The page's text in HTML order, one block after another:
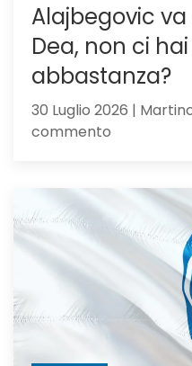
Alajbegovic
Dea, non ci
abbastanza?
30 Luglio 2026 |
commento
alla
Juventus:
Dea,
non
hai
creduto